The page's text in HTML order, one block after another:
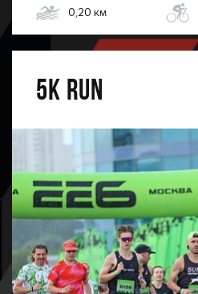
0,20 км
5К RUN